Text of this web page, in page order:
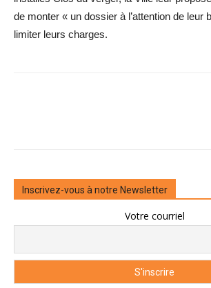
de monter « un dossier à l’attention de leur
limiter leurs charges.
Inscrivez-vous à notre Newsletter
Votre courriel